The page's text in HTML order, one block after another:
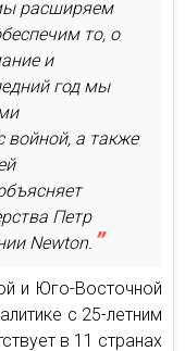
расширяем
то, о
и
год мы
а также
Петр
Newton.
и Юго-Восточной
с 25-летним
в 11 странах